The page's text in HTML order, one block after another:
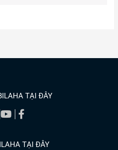
TẠI ĐÂY
TẠI ĐÂY